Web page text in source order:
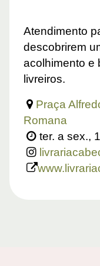
Atendimento
descobrirem
acolhimento e
livreiros.
Praça
Romana
ter. a sex.,